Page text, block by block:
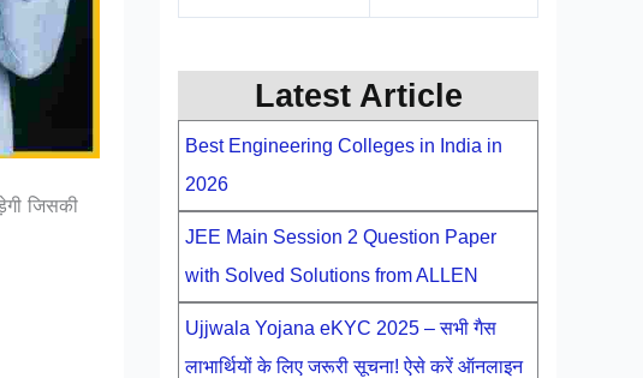
जिसकी
Latest Article
Best Engineering Colleges in India in
2026
JEE Main Session 2 Question Paper
with Solved Solutions from ALLEN
Ujjwala Yojana eKYC 2025 – सभी गैस
लाभार्थियों के लिए जरूरी सूचना! ऐसे करें ऑनलाइन